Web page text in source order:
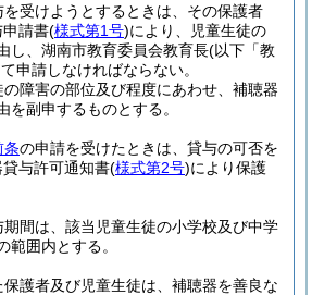
受けようとするときは、その保護者
請書(様式第1号)により、児童生徒の
し、湖南市教育委員会教育長(以下「教
申請しなければならない。
障害の部位及び程度にあわせ、補聴器
を副申するものとする。
条の申請を受けたときは、貸与の可否を
与許可通知書(様式第2号)により保護
間は、該当児童生徒の小学校及び中学
範囲内とする。
護者及び児童生徒は、補聴器を善良な